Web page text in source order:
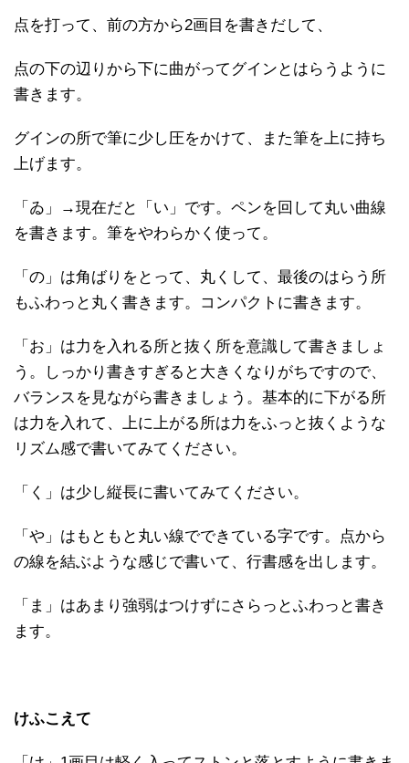
点を打って、前の方から2画目を書きだして、
点の下の辺りから下に曲がってグインとはらうように
書きます。
グインの所で筆に少し圧をかけて、また筆を上に持ち
上げます。
「ゐ」→現在だと「い」です。ペンを回して丸い曲線
を書きます。筆をやわらかく使って。
「の」は角ばりをとって、丸くして、最後のはらう所
もふわっと丸く書きます。コンパクトに書きます。
「お」は力を入れる所と抜く所を意識して書きましょ
う。しっかり書きすぎると大きくなりがちですので、
バランスを見ながら書きましょう。基本的に下がる所
は力を入れて、上に上がる所は力をふっと抜くような
リズム感で書いてみてください。
「く」は少し縦長に書いてみてください。
「や」はもともと丸い線でできている字です。点から
の線を結ぶような感じで書いて、行書感を出します。
「ま」はあまり強弱はつけずにさらっとふわっと書き
ます。
けふこえて